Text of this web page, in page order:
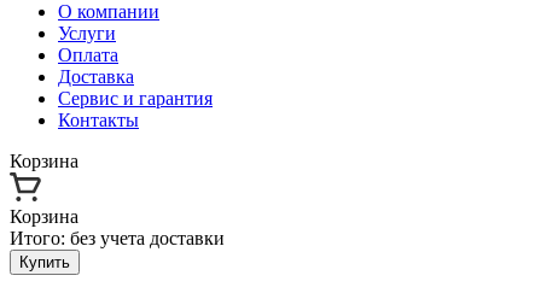
О компании
Услуги
Оплата
Доставка
Сервис и гарантия
Контакты
Корзина
Корзина
Итого: без учета доставки
Купить